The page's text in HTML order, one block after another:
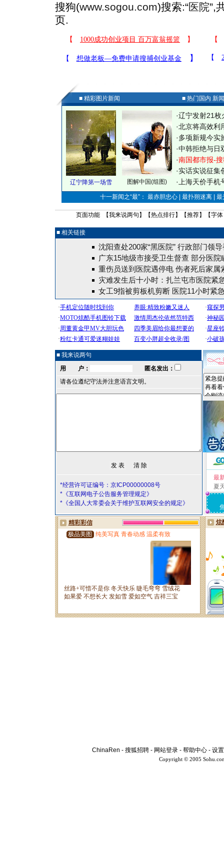
搜狗(www.sogou.com)搜索:“医院”,
页.
■ 精彩图片新闻 ■ 热门国内 新
辽宁降第一场雪 图解中国(组图)
·辽宁发射21枚
·北京将高效利
·多项新规今实
·中韩拒绝与日
·南国都市报-
·实话实说征集
· 上海天价手
十一新闻之“最”： 最赤胆忠心 | 最扑朔迷离 |
页面功能 【我来说两句 】【热点排行】【推荐】【字体
■ 相关链接
沈阳查处200家“黑医院” 行政部门领
广东15地级市接受卫生督查 部分医院
重伤员送到医院遇停电 伤者死后家属
灾难发生后十小时：扎兰屯市医院紧
女工9指被剪板机剪断 医院11小时紧
■ 我来说两句
用 户：
匿名发出：
请各位遵纪守法并注意语言文明。
*经营许可证编号：京ICP00000008号
*《互联网电子公告服务管理规定》
*《全国人大常委会关于维护互联网安全的规定》
最
夏
ChinaRen - 搜狐招聘 - 网站登录 - 帮助中心 - 设
Copyright © 2005